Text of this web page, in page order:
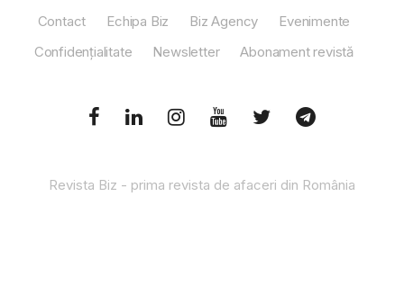
Contact Echipa Biz Biz Agency
Evenimente
Confidențialitate
Newsletter Abonament revistă
Revista Biz - prima revista de afaceri din România